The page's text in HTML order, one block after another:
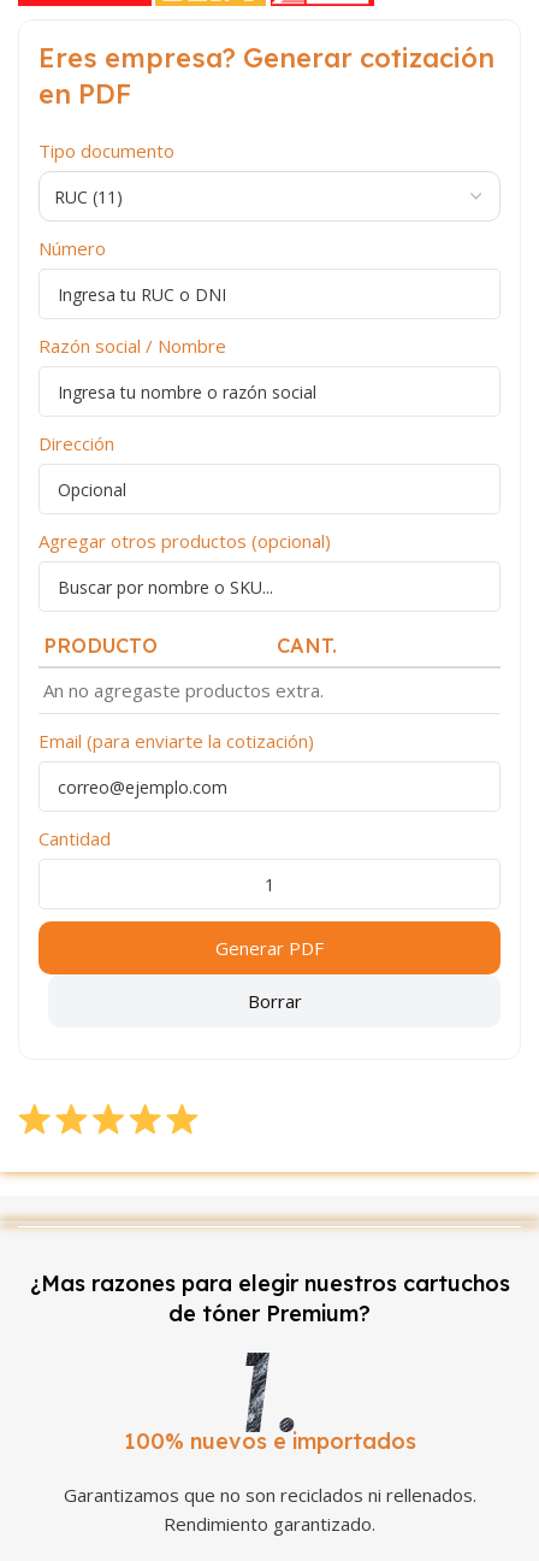
Eres empresa? Generar cotización
en PDF
Tipo documento
Número
Razón social / Nombre
Dirección
Agregar otros productos (opcional)
PRODUCTO CANT.
An no agregaste productos extra.
Email (para enviarte la cotización)
Cantidad
Generar PDF
Borrar
¿Mas razones para elegir nuestros cartuchos
de tóner Premium?
100% nuevos e importados
Garantizamos que no son reciclados ni rellenados.
Rendimiento garantizado.